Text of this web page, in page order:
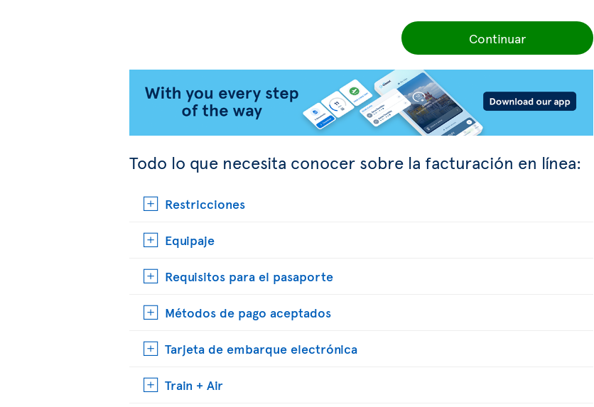
Continuar
Todo lo que necesita conocer sobre la facturación en línea:
Restricciones
Equipaje
Requisitos para el pasaporte
Métodos de pago aceptados
Tarjeta de embarque electrónica
Train + Air